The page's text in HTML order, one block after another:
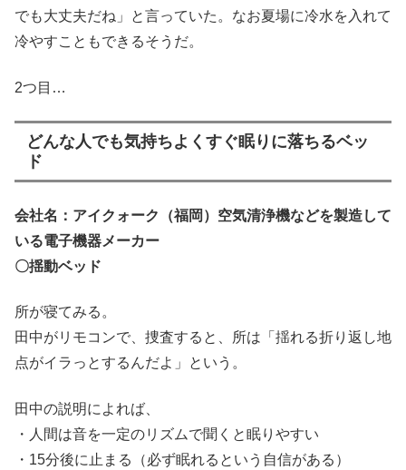
でも大丈夫だね」と言っていた。なお夏場に冷水を入れて
冷やすこともできるそうだ。
2つ目…
どんな人でも気持ちよくすぐ眠りに落ちるベッ
ド
会社名：アイクォーク（福岡）空気清浄機などを製造して
いる電子機器メーカー
〇揺動ベッド
所が寝てみる。
田中がリモコンで、捜査すると、所は「揺れる折り返し地
点がイラっとするんだよ」という。
田中の説明によれば、
・人間は音を一定のリズムで聞くと眠りやすい
・15分後に止まる（必ず眠れるという自信がある）